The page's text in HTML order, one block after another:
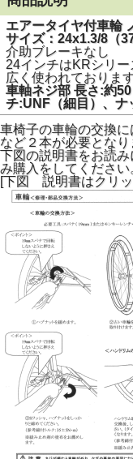
エアータイヤ付車輪
サイズ：24x1.3/8（
介助ブレーキなし
24インチはKRシリ
広く使われております
車軸ネジ部 長さ:約
チ:UNF（細目）、ナ
車椅子の車輪の交換
など２本が必要となり
下図の説明書をお読
み購入をしてください
[下図 説明書はクリ